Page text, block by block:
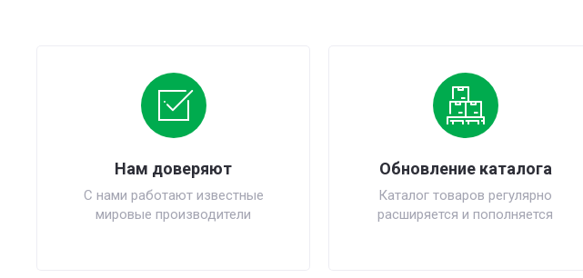
Нам доверяют
С нами работают известные
мировые производители
Обновление каталога
Каталог товаров регулярно
расширяется и пополняется